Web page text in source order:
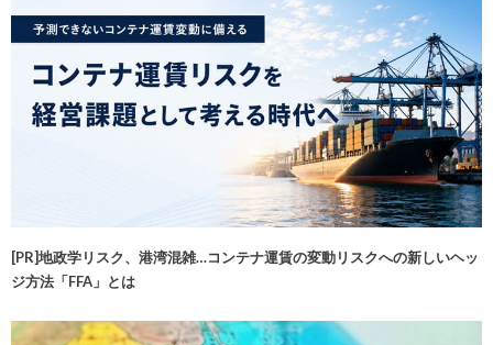
[PR]地政学リスク、港湾混雑…コンテナ運賃の変動リスクへの新しいヘッ
ジ方法「FFA」とは